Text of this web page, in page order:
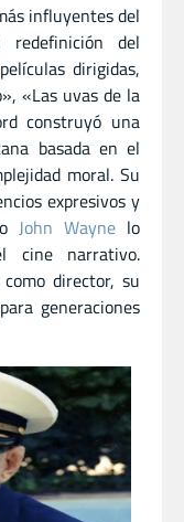
influyentes del
redefinición del
dirigidas,
«Las uvas de la
construyó una
basada en el
moral. Su
expresivos y
John Waynelo
cine narrativo.
director, su
generaciones